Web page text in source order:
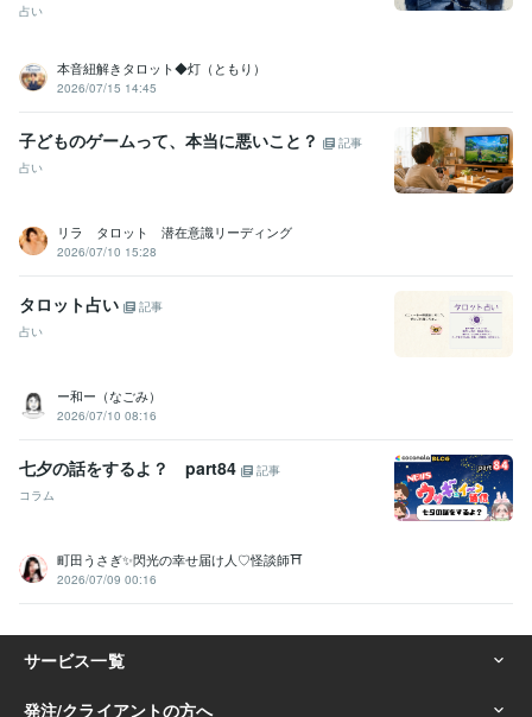
占い
本音紐解きタロット◆灯（ともり）
2026/07/15 14:45
子どものゲームって、本当に悪いこと？
記事
占い
リラ タロット 潜在意識リーディング
2026/07/10 15:28
タロット占い
記事
占い
ー和ー（なごみ）
2026/07/10 08:16
七夕の話をするよ？ part84
記事
コラム
町田うさぎ✨閃光の幸せ届け人♡怪談師⛩️
2026/07/09 00:16